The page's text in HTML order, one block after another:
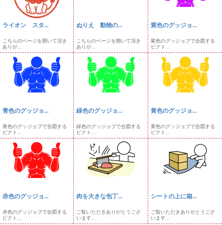
ライオン スタ...
こちらのページを開いて頂き
ありが...
ぬりえ 動物の...
こちらのページを開いて頂き
ありが...
紫色のグッジョ...
紫色のグッジョブで合図する
ピクト...
青色のグッジョ...
青色のグッジョブで合図する
ピクト...
緑色のグッジョ...
緑色のグッジョブで合図する
ピクト...
黄色のグッジョ...
黄色のグッジョブで合図する
ピクト...
赤色のグッジョ...
赤色のグッジョブで合図する
ピクト...
肉を大きな包丁...
ご覧いただきありがとうござ
います...
シートの上に箱...
ご覧いただきありがとうござ
います...